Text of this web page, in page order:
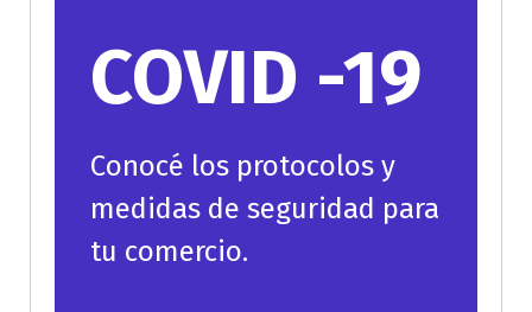
COVID -19
Conocé los protocolos y
medidas de seguridad para
tu comercio.